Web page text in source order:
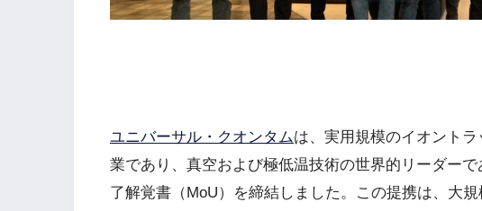
ユニバーサル・クオンタムは、実用規模のイオント
業であり、真空および極低温技術の世界的リーダーで
了解覚書（MoU）を締結しました。この提携は、大